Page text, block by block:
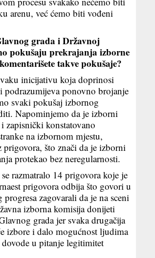
arenu, već ćemo biti vođeni
grada i Državnoj
pokušaju prekrajanja izborne
takve pokušaje?
inicijativu koja doprinosi
ponovno brojanje
svaki pokušaj izbornog
Napominjemo da je izborni
zapisnički konstatovano
na izbornom mjestu,
što znači da je izborni
protekao bez neregularnosti.
razmatralo 14 prigovora koje je
prigovora odbija što govori u
zagovarali da je na sceni
izborna komisija donijeti
grada jer svaka drugačija
izbore i dalo mogućnost ljudima
u pitanje legitimitet